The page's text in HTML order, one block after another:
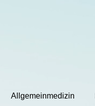
Allgemeinmedizin